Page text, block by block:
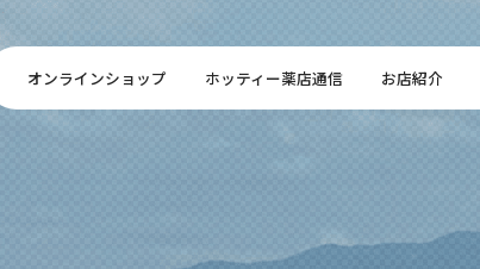
オンラインショップ ホッティー薬店通信 お店紹介